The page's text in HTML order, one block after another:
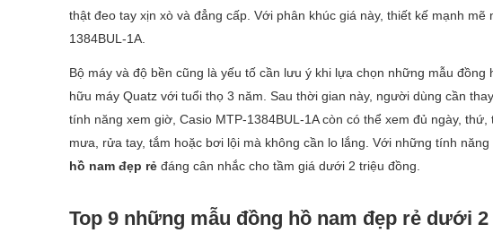
thật đeo tay xịn xò và đẳng cấp. Với phân khúc giá này, thiết kế mạnh
1384BUL-1A.
Bộ máy và độ bền cũng là yếu tố cần lưu ý khi lựa chọn những mẫu
hữu máy Quatz với tuổi thọ 3 năm. Sau thời gian này, người dùng cần
tính năng xem giờ, Casio MTP-1384BUL-1A còn có thể xem đủ ngày,
mưa, rửa tay, tắm hoặc bơi lội mà không cần lo lắng. Với những tính
hồ nam đẹp rẻ đáng cân nhắc cho tầm giá dưới 2 triệu đồng.
Top 9 những mẫu đồng hồ nam đẹp rẻ dưới